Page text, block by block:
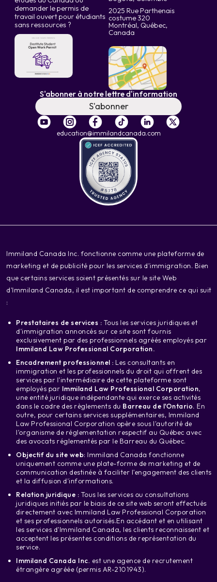
demander le permis de
travail ouvert pour étudiants
sans ressources ?
2025 Rue Parthenais
costume 320
Montréal, Québec,
Canada
S'abonner à notre lettre d'information
S'abonner
education@immilandcanada.com
‍Immiland Canada Inc. fonctionne comme une plateforme de
marketing et de publicité pour les services d'immigration. Bien
que certains services soient présentés sur le site Web
d'Immiland Canada, il est important de comprendre ce qui suit
:
Prestataires de services : Tous les services juridiques et
d'immigration annoncés sur ce site sont fournis
exclusivement par des professionnels agréés employés par
Immiland Law Professional Corporation.
Encadrement professionnel : Les consultants en
immigration et les professionnels du droit qui offrent des
services par l'intermédiaire de cette plateforme sont
employés par Immiland Law Professional Corporation,
une entité juridique indépendante qui exerce ses activités
dans le cadre des règlements du Barreau de l'Ontario. En
outre, pour certains services supplémentaires, Immiland
Law Professional Corporation opère sous l'autorité de
l'organisme de réglementation respectif au Québec avec
des avocats réglementés par le Barreau du Québec.
Objectif du site web: Immiland Canada fonctionne
uniquement comme une plate-forme de marketing et de
communication destinée à faciliter l'engagement des clients
et la diffusion d'informations.
Relation juridique : Tous les services ou consultations
juridiques initiés par le biais de ce site web seront effectués
directement avec Immiland Law Professional Corporation
et ses professionnels autorisés.En accédant et en utilisant
les services d'Immiland Canada, les clients reconnaissent et
acceptent les présentes conditions de représentation du
service.
Immiland Canada Inc. est une agence de recrutement
étrangère agréée (permis AR-2101943).